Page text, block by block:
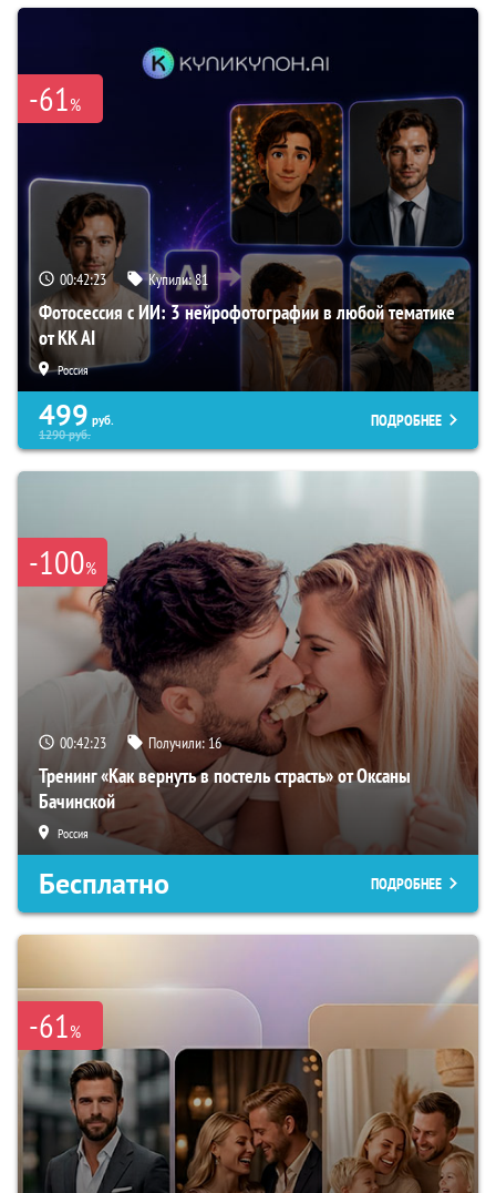
-61%
00:42:22 Купили:81
Фотосессия с ИИ: 3 нейрофотографии в любой тематике
от KK AI
Россия
499 руб.
1290руб.
ПОДРОБНЕЕ
-100%
00:42:22 Получили:16
Тренинг «Как вернуть в постель страсть» от Оксаны
Бачинской
Россия
Бесплатно ПОДРОБНЕЕ
-61%